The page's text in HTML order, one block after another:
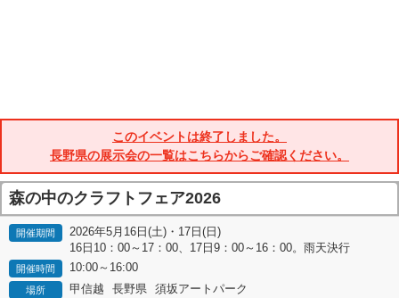
このイベントは終了しました。
長野県の展示会の一覧はこちらからご確認ください。
森の中のクラフトフェア2026
開催期間
2026年5月16日(土)・17日(日)
16日10：00～17：00、17日9：00～16：00。雨天決行
開催時間 10:00～16:00
場所 甲信越 長野県 須坂アートパーク